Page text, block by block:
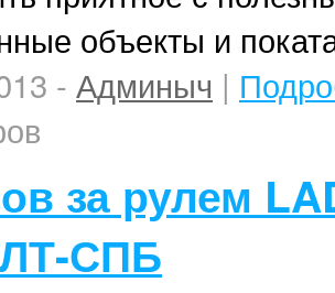
объекты и
- Админыч |
за рулем
СПБ